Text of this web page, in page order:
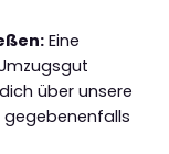
Eine
über unsere